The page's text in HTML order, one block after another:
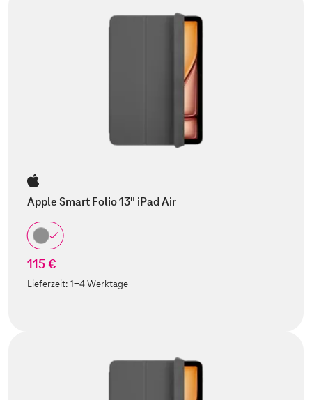
Apple Smart Folio 13" iPad Air
115 €
Lieferzeit:1-4 Werktage